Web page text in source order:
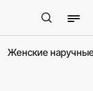
Женские